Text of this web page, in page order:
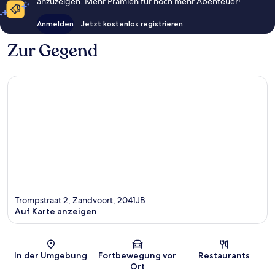
Anmelden Jetzt kostenlos registrieren
Zur Gegend
Karte
Trompstraat 2, Zandvoort, 2041JB
Auf Karte anzeigen
In der Umgebung
Fortbewegung vor
Ort
Restaurants